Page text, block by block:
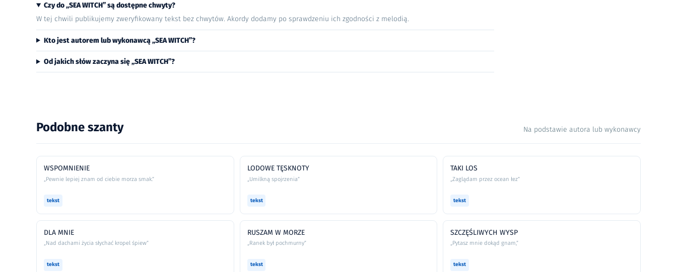
Czy do „SEA WITCH” są dostępne chwyty?
W tej chwili publikujemy zweryfikowany tekst bez chwytów. Akordy dodamy po sprawdzeniu ich zgodności z melodią.
Kto jest autorem lub wykonawcą „SEA WITCH”?
Od jakich słów zaczyna się „SEA WITCH”?
Podobne szanty Na podstawie autora lub wykonawcy
WSPOMNIENIE
„Pewnie lepiej znam od ciebie morza smak.”
tekst
LODOWE TĘSKNOTY
„Umilkną spojrzenia”
tekst
TAKI LOS
„Zaglądam przez ocean łez”
tekst
DLA MNIE
„Nad dachami życia słychać kropel śpiew”
tekst
RUSZAM W MORZE
„Ranek był pochmurny”
tekst
SZCZĘŚLIWYCH WYSP
„Pytasz mnie dokąd gnam,”
tekst